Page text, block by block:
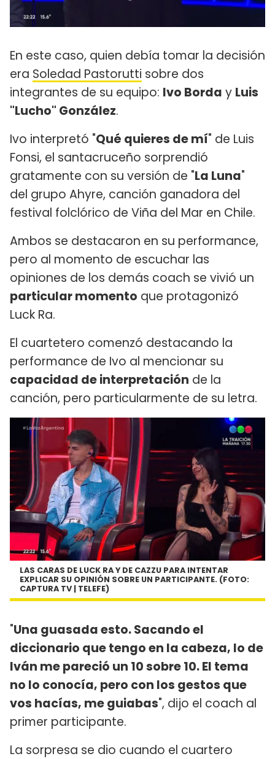
En este caso, quien debía tomar la decisión
era Soledad Pastorutti sobre dos
integrantes de su equipo: Ivo Borda y Luis
"Lucho" González.
Ivo interpretó "Qué quieres de mí" de Luis
Fonsi, el santacruceño sorprendió
gratamente con su versión de "La Luna"
del grupo Ahyre, canción ganadora del
festival folclórico de Viña del Mar en Chile.
Ambos se destacaron en su performance,
pero al momento de escuchar las
opiniones de los demás coach se vivió un
particular momento que protagonizó
Luck Ra.
El cuartetero comenzó destacando la
performance de Ivo al mencionar su
capacidad de interpretación de la
canción, pero particularmente de su letra.
LAS CARAS DE LUCK RA Y DE CAZZU PARA INTENTAR
EXPLICAR SU OPINIÓN SOBRE UN PARTICIPANTE. (FOTO:
CAPTURA TV | TELEFE)
"Una guasada esto. Sacando el
diccionario que tengo en la cabeza, lo de
Iván me pareció un 10 sobre 10. El tema
no lo conocía, pero con los gestos que
vos hacías, me guiabas", dijo el coach al
primer participante.
La sorpresa se dio cuando el cuartero